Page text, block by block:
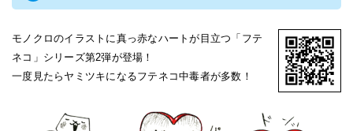
モノクロのイラストに真っ赤なハートが目立つ「フテ
ネコ」シリーズ第2弾が登場！
一度見たらヤミツキになるフテネコ中毒者が多数！